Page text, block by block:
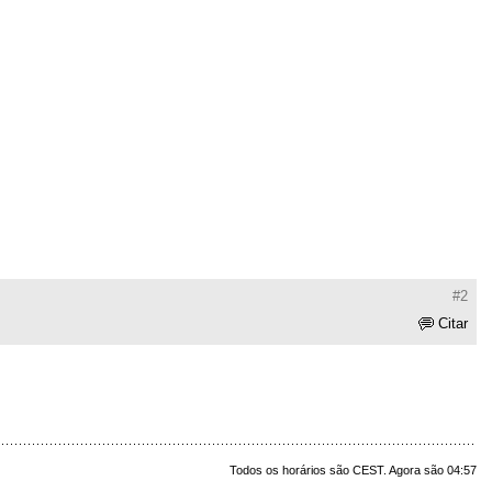
#2
Citar
Todos os horários são CEST. Agora são 04:57